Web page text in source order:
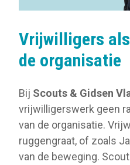
Vrijwilligers
de organisatie
Bij Scouts & Gidsen
vrijwilligerswerk geen
van de organisatie.
ruggengraat, of zoals
van de beweging.